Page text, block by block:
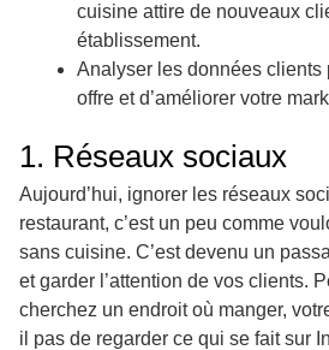
cuisine attire de nouveaux
établissement.
Analyser les données clients
offre et d’améliorer votre
1. Réseaux sociaux
Aujourd’hui, ignorer les réseaux
restaurant, c’est un peu comme
sans cuisine. C’est devenu un
et garder l’attention de vos clients.
cherchez un endroit où manger,
il pas de regarder ce qui se fait sur